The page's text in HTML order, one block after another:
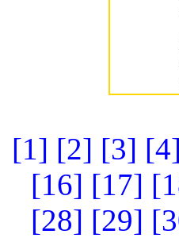
[1] [2] [3] [4]
[16] [17]
[28] [29]